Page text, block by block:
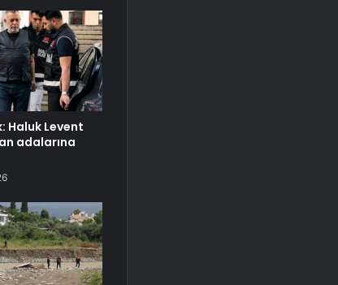
Haluk Levent
adalarına